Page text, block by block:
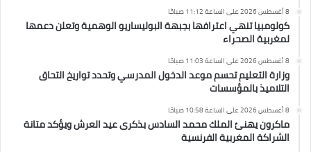
8 أغسطس 2026 على الساعة 11:12 صباحًا
كولومبيا تنهي اعترافها بجبهة البوليساريو الوهمية وتعلن دعمها
لمغربية الصحراء
8 أغسطس 2026 على الساعة 11:03 صباحًا
وزارة التعليم تحسم موعد الدخول المدرسي وتحدد تواريخ التحاق
التلاميذ بالمؤسسات
8 أغسطس 2026 على الساعة 10:58 صباحًا
ماكرون يهنئ الملك محمد السادس بذكرى عيد العرش ويؤكد متانة
الشراكة المغربية الفرنسية